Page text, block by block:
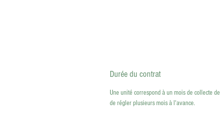
Durée du contrat
Une unité correspond à un mois de collecte
de régler plusieurs mois à l'avance.